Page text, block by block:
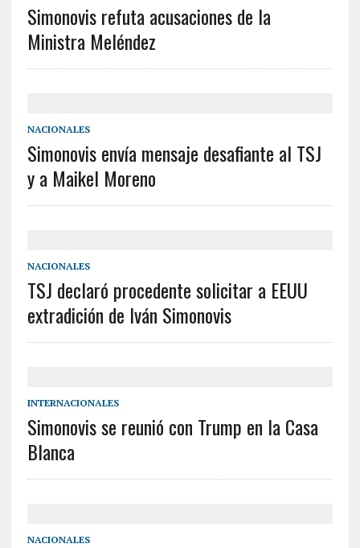
Simonovis refuta acusaciones de la
Ministra Meléndez
NACIONALES
Simonovis envía mensaje desafiante al TSJ
y a Maikel Moreno
NACIONALES
TSJ declaró procedente solicitar a EEUU
extradición de Iván Simonovis
INTERNACIONALES
Simonovis se reunió con Trump en la Casa
Blanca
NACIONALES